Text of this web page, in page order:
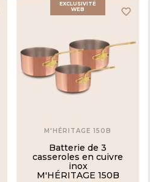
favorite_border
EXCLUSIVITÉ
WEB
M'HÉRITAGE 150B
Batterie de 3
casseroles en cuivre
inox
M'HÉRITAGE 150B